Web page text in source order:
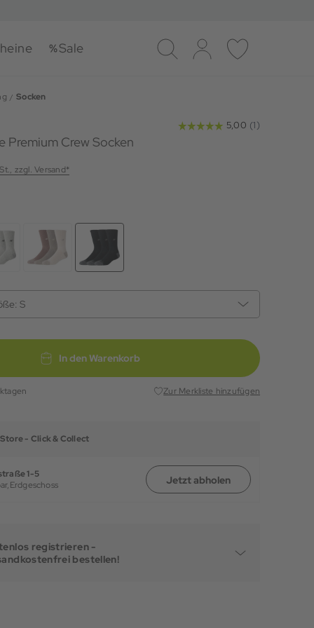
Sale
Suche Log-in Merkliste
Socken
Premium Crew Socken
zzgl. Versand*
S
In den Warenkorb
Zur Merkliste hinzufügen
- Click & Collect
1-5
Erdgeschoss Jetzt abholen
registrieren -
bestellen!